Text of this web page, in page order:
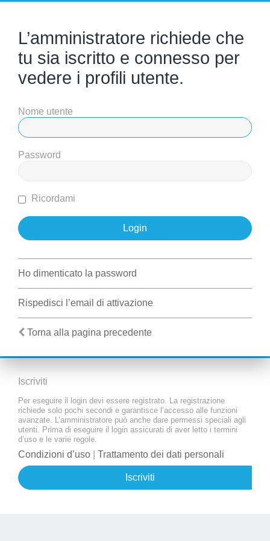
L’amministratore richiede che
tu sia iscritto e connesso per
vedere i profili utente.
Nome utente
Password
Ricordami
Ho dimenticato la password
Rispedisci l’email di attivazione
Torna alla pagina precedente
Iscriviti
Per eseguire il login devi essere registrato. La registrazione
richiede solo pochi secondi e garantisce l’accesso alle funzioni
avanzate. L’amministratore può anche dare permessi speciali agli
utenti. Prima di eseguire il login assicurati di aver letto i termini
d’uso e le varie regole.
Condizioni d’uso Trattamento dei dati personali
Iscriviti